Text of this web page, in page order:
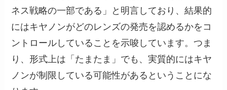
ネス戦略の一部である」と明言しており、結果的
にはキヤノンがどのレンズの発売を認めるかをコ
ントロールしていることを示唆しています。つま
り、形式上は「たまたま」でも、実質的にはキヤ
ノンが制限している可能性があるということにな